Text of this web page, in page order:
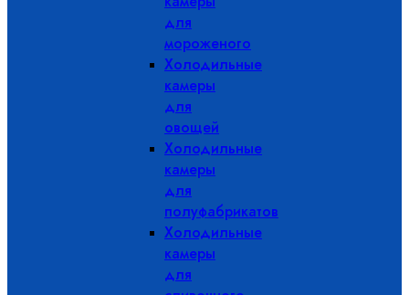
для
мороженого
Холодильные
камеры
для
овощей
Холодильные
камеры
для
полуфабрикатов
Холодильные
камеры
для